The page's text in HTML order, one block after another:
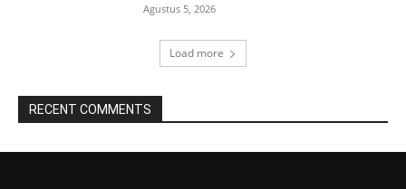
Agustus 5, 2026
Load more
RECENT COMMENTS